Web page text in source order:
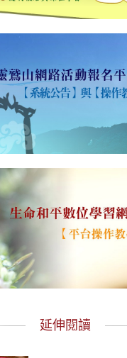
延伸閱讀